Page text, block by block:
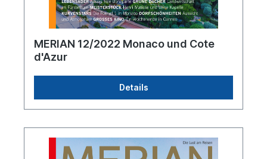
MERIAN 12/2022 Monaco und Cote
d'Azur
Details